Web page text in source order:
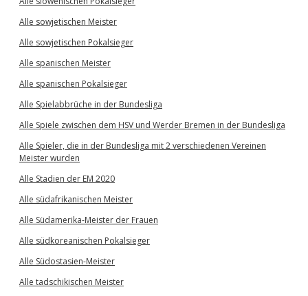
Alle sowjetischen Meister
Alle sowjetischen Pokalsieger
Alle spanischen Meister
Alle spanischen Pokalsieger
Alle Spielabbrüche in der Bundesliga
Alle Spiele zwischen dem HSV und Werder Bremen in der Bundesliga
Alle Spieler, die in der Bundesliga mit 2 verschiedenen Vereinen
Meister wurden
Alle Stadien der EM 2020
Alle südafrikanischen Meister
Alle Südamerika-Meister der Frauen
Alle südkoreanischen Pokalsieger
Alle Südostasien-Meister
Alle tadschikischen Meister